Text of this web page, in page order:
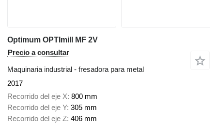
Optimum OPTImill MF 2V
Precio a consultar
Maquinaria industrial - fresadora para metal
2017
Recorrido del eje X 800 mm
Recorrido del eje Y 305 mm
Recorrido del eje Z 406 mm